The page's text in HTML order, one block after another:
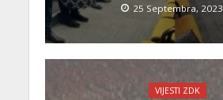
25 Septembra, 2023
VIJESTI ZDK